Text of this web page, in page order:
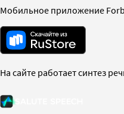
Мобильное приложение
На сайте работает синтез